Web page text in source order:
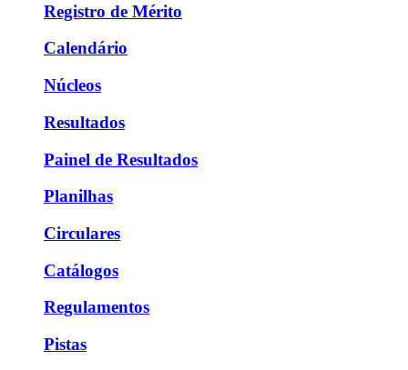
Registro de Mérito
Calendário
Núcleos
Resultados
Painel de Resultados
Planilhas
Circulares
Catálogos
Regulamentos
Pistas